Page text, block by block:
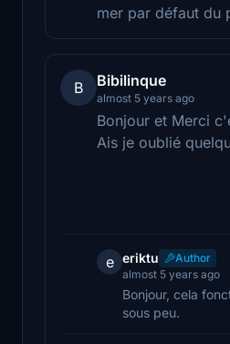
mer par défaut du
B Bibilinque
almost 5 years ago
Bonjour et Merci
Ais je oublié
e eriktu
Author
almost 5 years ago
Bonjour, cela
sous peu.